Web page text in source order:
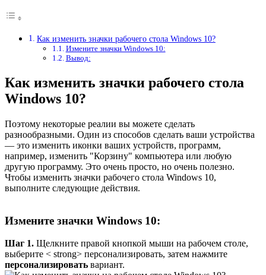
Как изменить значки рабочего стола Windows 10?
Измените значки Windows 10:
Вывод:
Как изменить значки рабочего стола
Windows 10?
Поэтому некоторые реалии вы можете сделать
разнообразными. Один из способов сделать ваши устройства
— это изменить иконки ваших устройств, программ,
например, изменить "Корзину" компьютера или любую
другую программу. Это очень просто, но очень полезно.
Чтобы изменить значки рабочего стола Windows 10,
выполните следующие действия.
Измените значки Windows 10:
Шаг 1. Щелкните правой кнопкой мыши на рабочем столе,
выберите < strong> персонализировать, затем нажмите
персонализировать вариант.